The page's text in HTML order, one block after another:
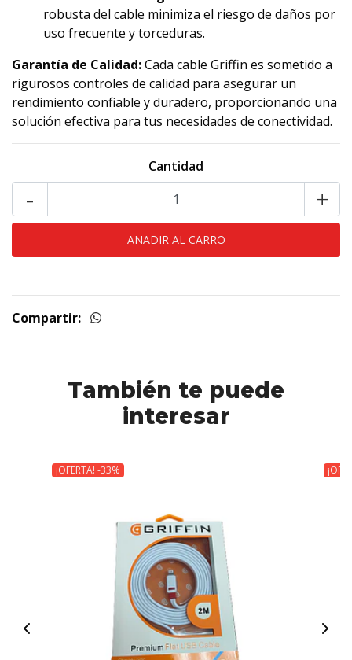
robusta del cable minimiza el riesgo de daños por
uso frecuente y torceduras.
Garantía de Calidad:Cada cable Griffin es sometido a
rigurosos controles de calidad para asegurar un
rendimiento confiable y duradero, proporcionando una
solución efectiva para tus necesidades de conectividad.
Cantidad
- +
Compartir:
También te puede
interesar
¡OFERTA! -33%